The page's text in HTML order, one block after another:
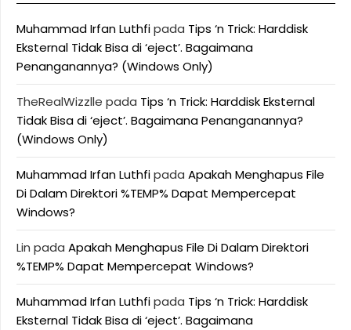
Muhammad Irfan Luthfipada Tips ‘n Trick: Harddisk
Eksternal Tidak Bisa di ‘eject’. Bagaimana
Penanganannya? (Windows Only)
TheRealWizzlle pada Tips ‘n Trick: Harddisk Eksternal
Tidak Bisa di ‘eject’. Bagaimana Penanganannya?
(Windows Only)
Muhammad Irfan Luthfipada Apakah Menghapus File
Di Dalam Direktori %TEMP% Dapat Mempercepat
Windows?
Lin pada Apakah Menghapus File Di Dalam Direktori
%TEMP% Dapat Mempercepat Windows?
Muhammad Irfan Luthfipada Tips ‘n Trick: Harddisk
Eksternal Tidak Bisa di ‘eject’. Bagaimana